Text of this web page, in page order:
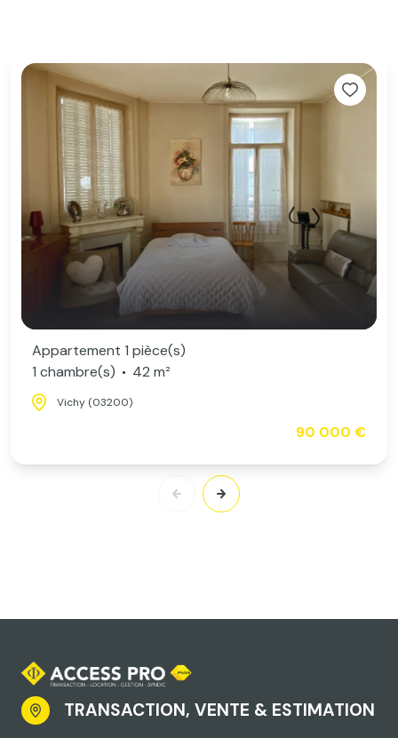
Appartement 1 pièce(s)
1 chambre(s)
42 m²
Vichy (03200)
90 000 €
TRANSACTION, VENTE & ESTIMATION